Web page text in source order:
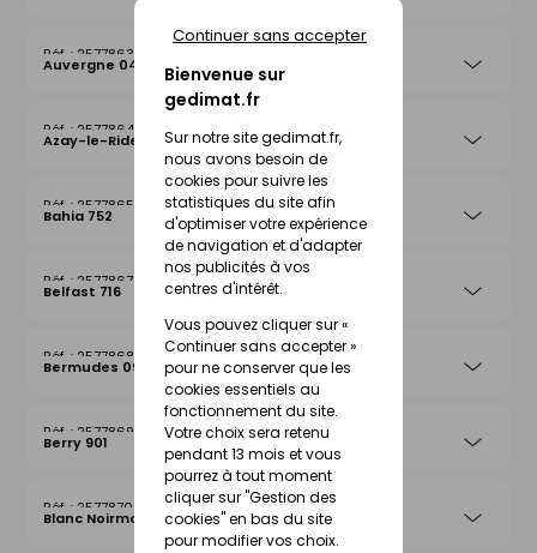
Bienvenue sur
gedimat.fr
Sur notre site gedimat.fr,
nous avons besoin de
cookies pour suivre les
statistiques du site afin
d'optimiser votre expérience
de navigation et d'adapter
nos publicités à vos
centres d'intérêt.
Vous pouvez cliquer sur «
Continuer sans accepter »
pour ne conserver que les
cookies essentiels au
fonctionnement du site.
Votre choix sera retenu
pendant 13 mois et vous
pourrez à tout moment
cliquer sur "Gestion des
cookies" en bas du site
pour modifier vos choix.
Continuer sans accepter
25778632
Auvergne 042
25778649
Azay-le-Rideau 026
25778656
Bahia 752
25778670
Belfast 716
25778687
Bermudes 097
25778694
Berry 901
25778700
Blanc Noirmoutier 013